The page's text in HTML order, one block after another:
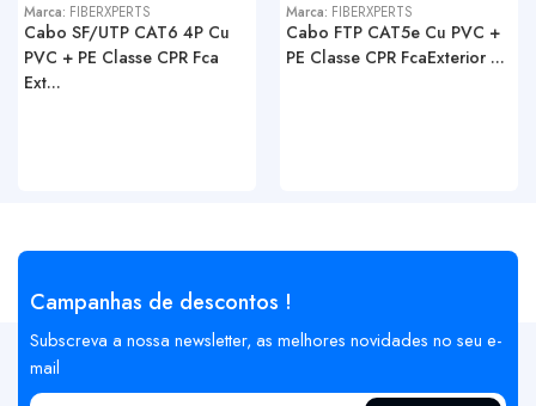
Marca: FIBERXPERTS
Cabo SF/UTP CAT6 4P Cu
PVC + PE Classe CPR Fca
Ext...
Marca: FIBERXPERTS
Cabo FTP CAT5e Cu PVC +
PE Classe CPR FcaExterior ...
Campanhas de descontos !
Subscreva a nossa newsletter, as melhores novidades no seu e-
mail